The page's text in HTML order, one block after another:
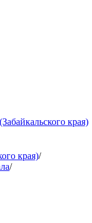
края)
края)/
/